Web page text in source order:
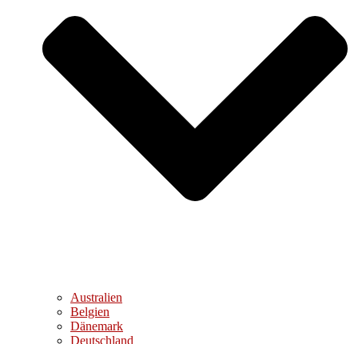
Australien
Belgien
Dänemark
Deutschland